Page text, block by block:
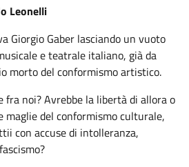
Leonelli
Giorgio Gaber lasciando un vuoto
e teatrale italiano, già da
morto del conformismo artistico.
fra noi? Avrebbe la libertà di allora o
maglie del conformismo culturale,
con accuse di intolleranza,